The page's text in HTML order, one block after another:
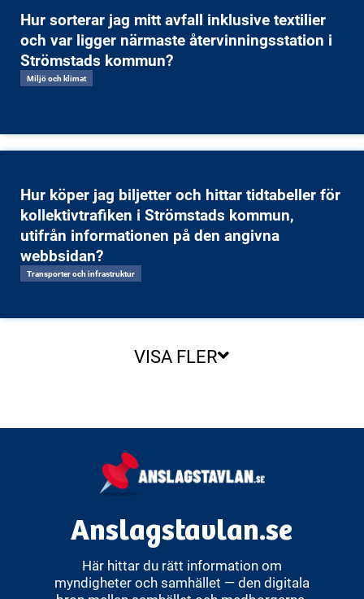
Hur sorterar jag mitt avfall inklusive textilier
och var ligger närmaste återvinningsstation i
Strömstads kommun?
Miljö och klimat
Hur köper jag biljetter och hittar tidtabeller för
kollektivtrafiken i Strömstads kommun,
utifrån informationen på den angivna
webbsidan?
Transporter och infrastruktur
VISA FLER
Anslagstavlan.se
Här hittar du rätt information om
myndigheter och samhället — den digitala